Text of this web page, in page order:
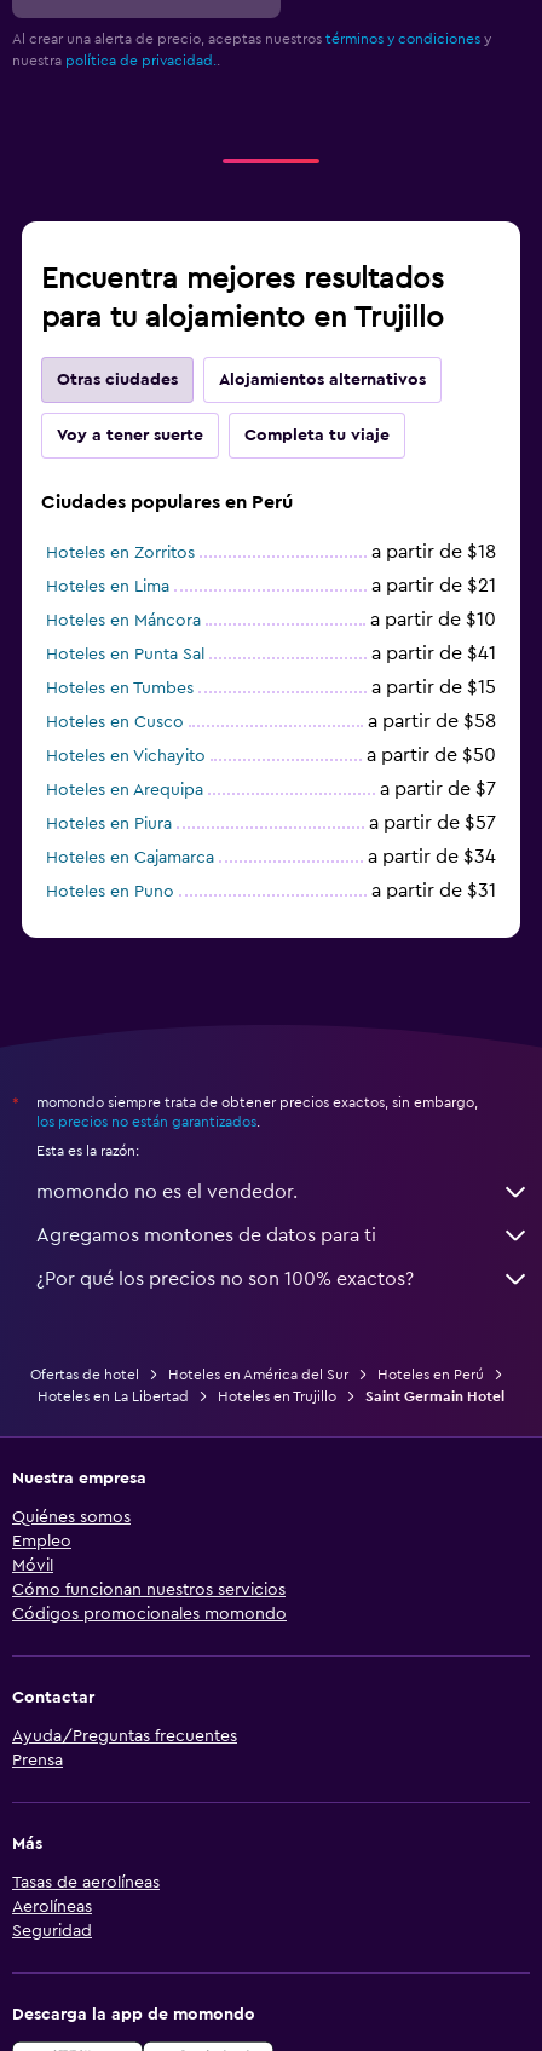
Al crear una alerta de precio, aceptas nuestros términos y condiciones y
nuestra política de privacidad.
Encuentra mejores resultados
para tu alojamiento en Trujillo
Otras ciudades Alojamientos alternativos
Voy a tener suerte Completa tu viaje
Ciudades populares en Perú
Hoteles en Zorritos a partir de $18
Hoteles en Lima a partir de $21
Hoteles en Máncora a partir de $10
Hoteles en Punta Sal a partir de $41
Hoteles en Tumbes a partir de $15
Hoteles en Cusco a partir de $58
Hoteles en Vichayito a partir de $50
Hoteles en Arequipa a partir de $7
Hoteles en Piura a partir de $57
Hoteles en Cajamarca a partir de $34
Hoteles en Puno a partir de $31
*
momondo siempre trata de obtener precios exactos, sin embargo,
los precios no están garantizados
Esta es la razón:
momondo no es el vendedor.
Agregamos montones de datos para ti
¿Por qué los precios no son 100% exactos?
Ofertas de hotel Hoteles en América del Sur
Hoteles en Perú
Hoteles en La Libertad
Hoteles en Trujillo Saint Germain Hotel
Nuestra empresa
Quiénes somos
Empleo
Móvil
Cómo funcionan nuestros servicios
Códigos promocionales momondo
Contactar
Ayuda/Preguntas frecuentes
Prensa
Más
Tasas de aerolíneas
Aerolíneas
Seguridad
Descarga la app de momondo